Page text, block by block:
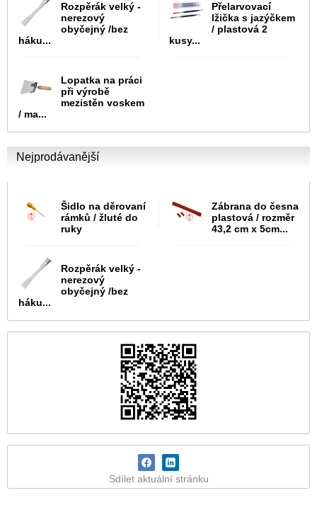
Rozpěrák velký -
nerezový
obyčejný /bez
háku...
Přelarvovací
lžička s jazýčkem
/ plastová 2
kusy...
Lopatka na práci
při výrobě
mezistěn voskem
/ ma...
Nejprodávanější
Šidlo na děrovaní
rámků / žluté do
ruky
Zábrana do česna
plastová / rozměr
43,2 cm x 5cm...
Rozpěrák velký -
nerezový
obyčejný /bez
háku...
Sdílet aktuální stránku